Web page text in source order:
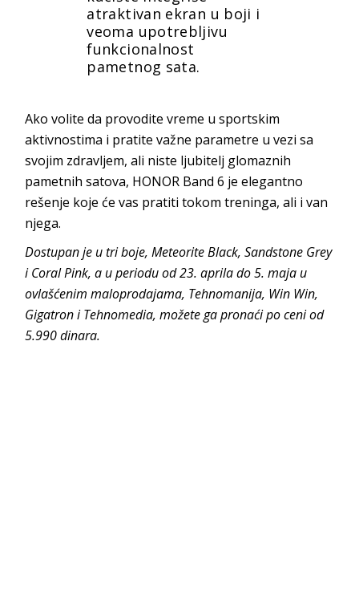
atraktivan ekran u boji i
veoma upotrebljivu
funkcionalnost
pametnog sata.
Ako volite da provodite vreme u sportskim
aktivnostima i pratite važne parametre u vezi sa
svojim zdravljem, ali niste ljubitelj glomaznih
pametnih satova, HONOR Band 6 je elegantno
rešenje koje će vas pratiti tokom treninga, ali i van
njega.
Dostupan je u tri boje, Meteorite Black, Sandstone Grey
i Coral Pink, a u periodu od 23. aprila do 5. maja u
ovlašćenim maloprodajama, Tehnomanija, Win Win,
Gigatron i Tehnomedia, možete ga pronaći po ceni od
5.990 dinara.